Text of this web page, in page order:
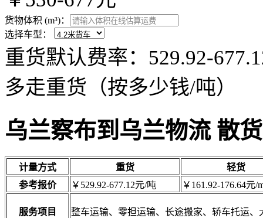
货物体积 (m³)：
选择车型：
重货默认费率：529.92-
多走重货（按多少钱/吨）
乌兰察布到乌兰物流 散
计量方式 重货
轻货
参考报价
￥529.92-677.12元/吨 ￥161.92-176.64元/
服务项目 整车运输、零担运输、长途搬家、轿车托运